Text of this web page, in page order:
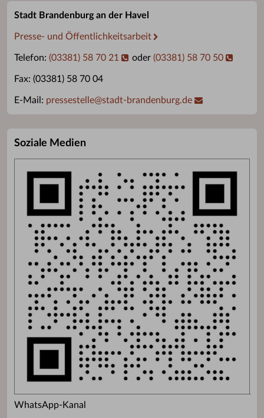
Stadt Brandenburg an der Havel
Presse- und Öffentlichkeitsarbeit
Telefon: (03381) 58 70 21 oder (03381) 58 70 50
Fax: (03381) 58 70 04
E-Mail: pressestelle@stadt-brandenburg.de
Soziale Medien
WhatsApp-Kanal